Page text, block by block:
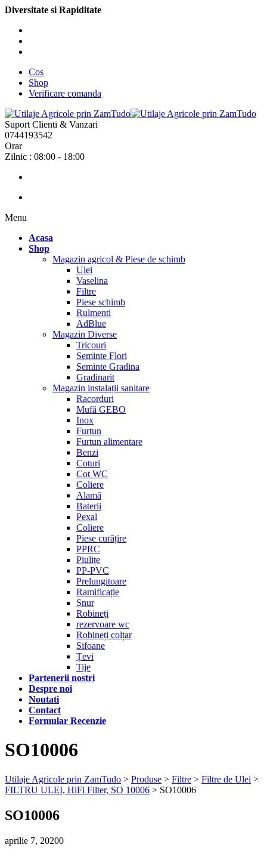
Diversitate si Rapiditate
Cos
Shop
Verificare comanda
Suport Clienti & Vanzari
0744193542
Orar
Zilnic : 08:00 - 18:00
Menu
Acasa
Shop
Magazin agricol & Piese de schimb
Ulei
Vaselina
Filtre
Piese schimb
Rulmenti
AdBlue
Magazin Diverse
Tricouri
Seminte Flori
Seminte Gradina
Gradinarit
Magazin instalații sanitare
Racorduri
Mufă GEBO
Inox
Furtun
Furtun alimentare
Benzi
Coturi
Cot WC
Coliere
Alamă
Baterii
Pexal
Coliere
Piese curățire
PPRC
Piulițe
PP-PVC
Prelungitoare
Ramificație
Șnur
Robineți
rezervoare wc
Robineți colțar
Sifoane
Țevi
Tije
Partenerii nostri
Despre noi
Noutati
Contact
Formular Recenzie
SO10006
Utilaje Agricole prin ZamTudo > Produse > Filtre > Filtre de Ulei >
FILTRU ULEI, HiFi Filter, SO 10006 > SO10006
SO10006
aprilie 7, 20200